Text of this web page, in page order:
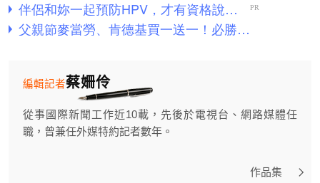
蔡姍伶
編輯記者
從事國際新聞工作近10載，先後於電視台、網路媒體任
職，曾兼任外媒特約記者數年。
作品集